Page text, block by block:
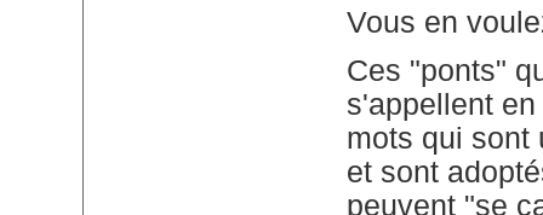
Vous en
Ces "ponts"
s'appellent
mots qui sont
et sont
peuvent "se